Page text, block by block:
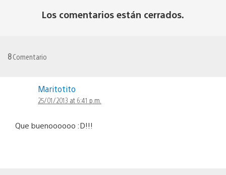
Los comentarios están cerrados.
8Comentario
Maritotito
25/01/2013 at 6:41 p.m.
Que buenoooooo :D!!!